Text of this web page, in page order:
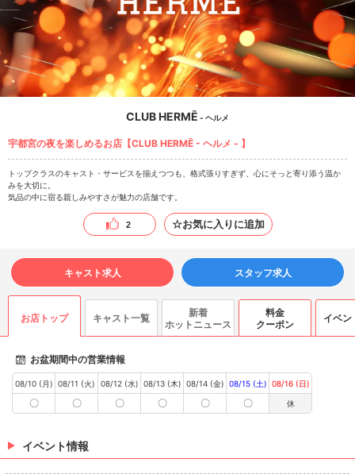
CLUB HERMĒ - ヘルメ
宇都宮の夜を楽しめるお店【CLUB HERMĒ - ヘルメ - 】
トップクラスのキャスト・サービスを揃えつつも、格式張りすぎず、心にそっと寄り添う温か
みを大切に。
気品の中に宿る親しみやすさが魅力の店舗です。
2 ☆お気に入りに追加
キャスト求人 スタッフ求人
お店トップ キャスト一覧
新着
ホットニュース
料金
クーポン
イベン
お盆期間中の営業情報
08/10 (月)
〇
08/11 (火)
〇
08/12 (水)
〇
08/13 (木)
〇
08/14 (金)
〇
08/15 (土)
〇
08/16 (日)
休
イベント情報